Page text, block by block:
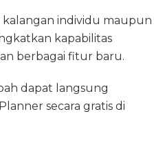
individu maupun
kapabilitas
berbagai fitur baru.
dapat langsung
secara gratis di